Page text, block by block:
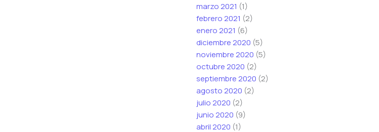
marzo 2021 (1)
febrero 2021 (2)
enero 2021 (6)
diciembre 2020 (5)
noviembre 2020 (5)
octubre 2020 (2)
septiembre 2020 (2)
agosto 2020 (2)
julio 2020 (2)
junio 2020 (9)
abril 2020 (1)